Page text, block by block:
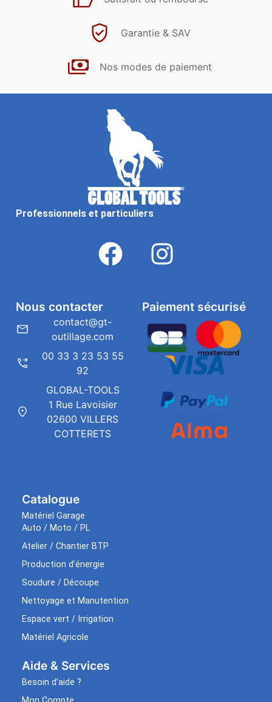
Garantie & SAV
Nos modes de paiement
Professionnels et particuliers
Catalogue
Matériel Garage
Auto / Moto / PL
Atelier / Chantier BTP
Production d’énergie
Soudure / Découpe
Nettoyage et Manutention
Espace vert / Irrigation
Matériel Agricole
Aide & Services​
Besoin d’aide ?
Paiement sécurisé
Nous contacter
contact@gt-
outillage.com
00 33 3 23 53 55
92
GLOBAL-TOOLS
1 Rue Lavoisier
02600 VILLERS
COTTERETS